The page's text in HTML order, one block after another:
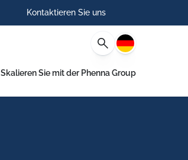
Kontaktieren Sie uns
Deutsch
Skalieren Sie mit der Phenna Group